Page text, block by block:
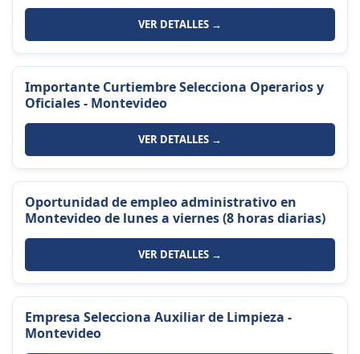
VER DETALLES →
Importante Curtiembre Selecciona Operarios y
Oficiales - Montevideo
VER DETALLES →
Oportunidad de empleo administrativo en
Montevideo de lunes a viernes (8 horas diarias)
VER DETALLES →
Empresa Selecciona Auxiliar de Limpieza -
Montevideo